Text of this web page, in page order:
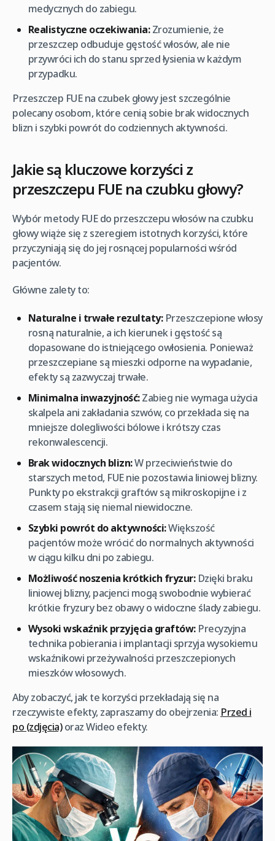
medycznych do zabiegu.
Realistyczne oczekiwania:Zrozumienie, że
przeszczep odbuduje gęstość włosów, ale nie
przywróci ich do stanu sprzed łysienia w każdym
przypadku.
Przeszczep FUE na czubek głowy jest szczególnie
polecany osobom, które cenią sobie brak widocznych
blizn i szybki powrót do codziennych aktywności.
Jakie są kluczowe korzyści z
przeszczepu FUE na czubku głowy?
Wybór metody FUE do przeszczepu włosów na czubku
głowy wiąże się z szeregiem istotnych korzyści, które
przyczyniają się do jej rosnącej popularności wśród
pacjentów.
Główne zalety to:
Naturalne i trwałe rezultaty:Przeszczepione włosy
rosną naturalnie, a ich kierunek i gęstość są
dopasowane do istniejącego owłosienia. Ponieważ
przeszczepiane są mieszki odporne na wypadanie,
efekty są zazwyczaj trwałe.
Minimalna inwazyjność:Zabieg nie wymaga użycia
skalpela ani zakładania szwów, co przekłada się na
mniejsze dolegliwości bólowe i krótszy czas
rekonwalescencji.
Brak widocznych blizn:W przeciwieństwie do
starszych metod, FUE nie pozostawia liniowej blizny.
Punkty po ekstrakcji graftów są mikroskopijne i z
czasem stają się niemal niewidoczne.
Szybki powrót do aktywności:Większość
pacjentów może wrócić do normalnych aktywności
w ciągu kilku dni po zabiegu.
Możliwość noszenia krótkich fryzur:Dzięki braku
liniowej blizny, pacjenci mogą swobodnie wybierać
krótkie fryzury bez obawy o widoczne ślady zabiegu.
Wysoki wskaźnik przyjęcia graftów:Precyzyjna
technika pobierania i implantacji sprzyja wysokiemu
wskaźnikowi przeżywalności przeszczepionych
mieszków włosowych.
Aby zobaczyć, jak te korzyści przekładają się na
rzeczywiste efekty, zapraszamy do obejrzenia: Przed i
po (zdjęcia)oraz Wideo efekty.